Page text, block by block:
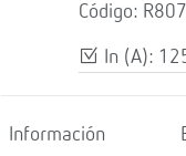
Código:
In (A):
Información